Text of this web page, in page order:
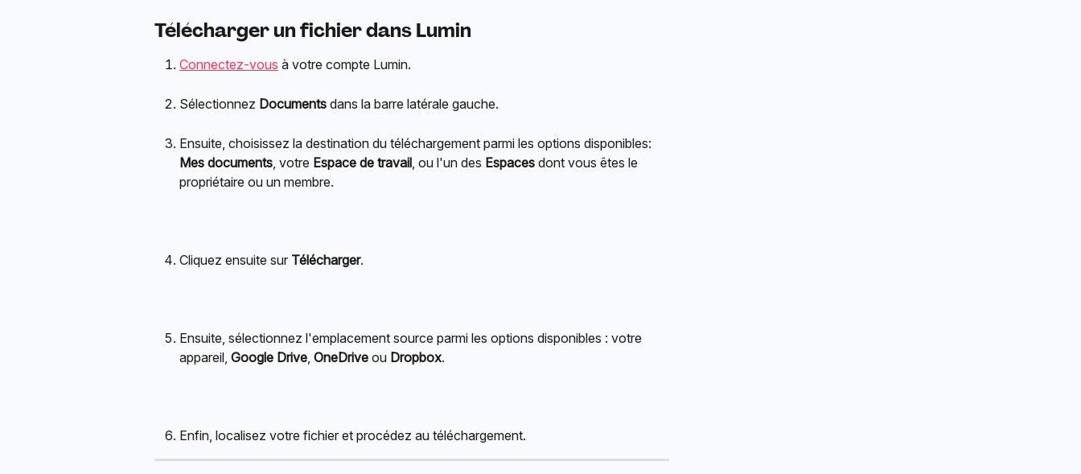
Télécharger un fichier dans Lumin
Connectez-vous à votre compte Lumin.
Sélectionnez Documents dans la barre latérale gauche.
Ensuite, choisissez la destination du téléchargement parmi les options disponibles:
Mes documents , votre Espace de travail , ou l'un des Espaces dont vous êtes le
propriétaire ou un membre.
Cliquez ensuite sur Télécharger.
Ensuite, sélectionnez l'emplacement source parmi les options disponibles : votre
appareil, Google Drive, OneDrive ou Dropbox.
Enfin, localisez votre fichier et procédez au téléchargement.